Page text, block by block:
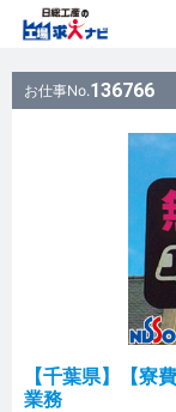
お仕事No.136766
【千葉県】【寮
業務